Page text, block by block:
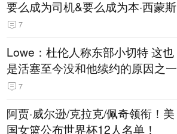
要么成为司机&要么成为本·西蒙斯
7
Lowe：杜伦人称东部小切特 这也
是活塞至今没和他续约的原因之一
7
阿贾·威尔逊/克拉克/佩奇领衔！美
国女篮公布世界杯12人名单！